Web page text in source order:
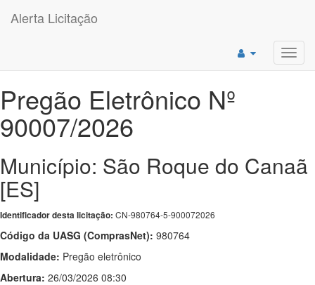
Alerta Licitação
Pregão Eletrônico Nº
90007/2026
Município: São Roque do Canaã
[ES]
Identificador desta licitação: CN-980764-5-900072026
Código da UASG (ComprasNet): 980764
Modalidade: Pregão eletrônico
Abertura: 26/03/2026 08:30